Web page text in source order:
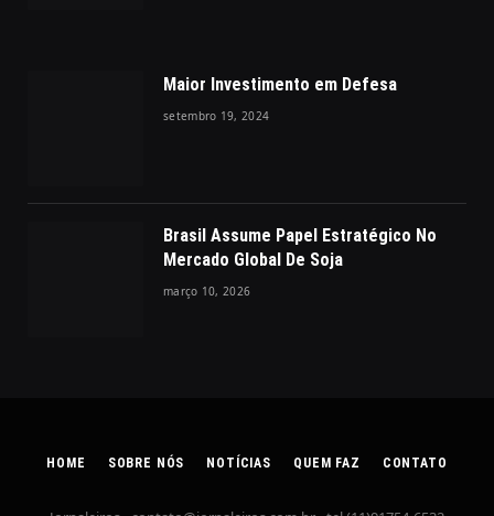
Maior Investimento em Defesa
setembro 19, 2024
Brasil Assume Papel Estratégico No
Mercado Global De Soja
março 10, 2026
HOME SOBRE NÓS NOTÍCIAS QUEM FAZ CONTATO